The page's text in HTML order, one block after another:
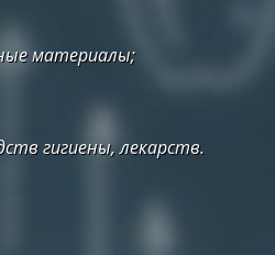
материалы;
гигиены, лекарств.